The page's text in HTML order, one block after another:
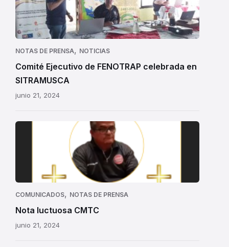
NOTAS DE PRENSA, NOTICIAS
Comité Ejecutivo de FENOTRAP celebrada en
SITRAMUSCA
junio 21, 2024
Nota
Alberto
Gómez
COMUNICADOS, NOTAS DE PRENSA
Nota luctuosa CMTC
junio 21, 2024